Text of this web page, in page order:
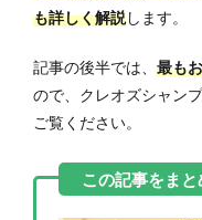
も詳しく解説します。
記事の後半では、 最も
ので、クレオズシャン
ご覧ください。